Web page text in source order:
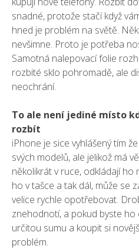
snadné, protože stačí když
hned je problém na světě.
nevšimne. Proto je potřeba
Samotná nalepovací folie
rozbité sklo pohromadě, ale
neochrání.
To ale není jediné místo
rozbít
iPhone je sice vyhlášený tím
svých modelů, ale jelikož má
několikrát v ruce, odkládají ho
ho v tašce a tak dál, může se
velice rychle opotřebovat.
znehodnotí, a pokud byste
určitou sumu a koupit si
problém.